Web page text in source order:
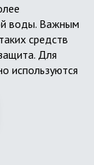
воды. Важным
средств
Для
используются
– это